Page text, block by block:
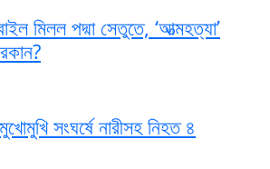
মিলল পদ্মা সেতুতে, ‘আত্মহত্যা’
সংঘর্ষে নারীসহ নিহত ৪